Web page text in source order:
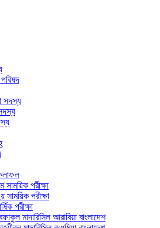
পরিষদ
সদস্য
সাময়িক পরীক্ষা
সাময়িক পরীক্ষা
পরীক্ষা
মাদারিসিল আরাবিয়া বাংলাদেশ